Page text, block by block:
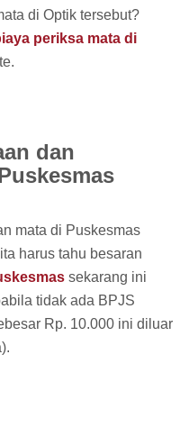
di Optik tersebut?
periksa mata di
dan
mata di Puskesmas
harus tahu besaran
sekarang ini
tidak ada BPJS
Rp. 10.000 ini diluar